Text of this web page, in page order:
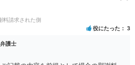
料請求された側
役にたった 3
護士